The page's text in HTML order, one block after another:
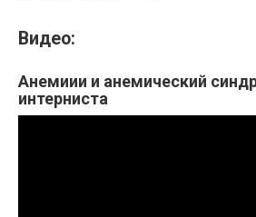
Видео:
Анемиии и анемический
интерниста